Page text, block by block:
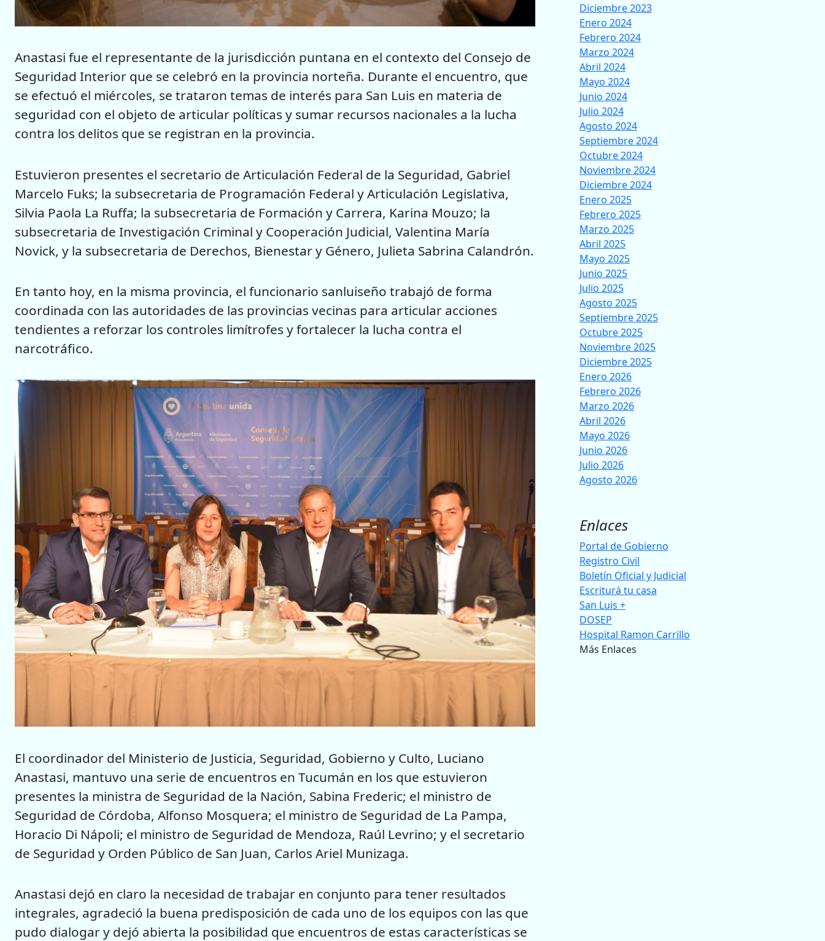
Anastasi fue el representante de la jurisdicción puntana en el contexto del Consejo de
Seguridad Interior que se celebró en la provincia norteña. Durante el encuentro, que
se efectuó el miércoles, se trataron temas de interés para San Luis en materia de
seguridad con el objeto de articular políticas y sumar recursos nacionales a la lucha
contra los delitos que se registran en la provincia.
Estuvieron presentes el secretario de Articulación Federal de la Seguridad, Gabriel
Marcelo Fuks; la subsecretaria de Programación Federal y Articulación Legislativa,
Silvia Paola La Ruffa; la subsecretaria de Formación y Carrera, Karina Mouzo; la
subsecretaria de Investigación Criminal y Cooperación Judicial, Valentina María
Novick, y la subsecretaria de Derechos, Bienestar y Género, Julieta Sabrina Calandrón.
En tanto hoy, en la misma provincia, el funcionario sanluiseño trabajó de forma
coordinada con las autoridades de las provincias vecinas para articular acciones
tendientes a reforzar los controles limítrofes y fortalecer la lucha contra el
narcotráfico.
El coordinador del Ministerio de Justicia, Seguridad, Gobierno y Culto, Luciano
Anastasi, mantuvo una serie de encuentros en Tucumán en los que estuvieron
presentes la ministra de Seguridad de la Nación, Sabina Frederic; el ministro de
Seguridad de Córdoba, Alfonso Mosquera; el ministro de Seguridad de La Pampa,
Horacio Di Nápoli; el ministro de Seguridad de Mendoza, Raúl Levrino; y el secretario
de Seguridad y Orden Público de San Juan, Carlos Ariel Munizaga.
Anastasi dejó en claro la necesidad de trabajar en conjunto para tener resultados
integrales, agradeció la buena predisposición de cada uno de los equipos con las que
pudo dialogar y dejó abierta la posibilidad que encuentros de estas características se
Diciembre 2023
Enero 2024
Febrero 2024
Marzo 2024
Abril 2024
Mayo 2024
Junio 2024
Julio 2024
Agosto 2024
Septiembre 2024
Octubre 2024
Noviembre 2024
Diciembre 2024
Enero 2025
Febrero 2025
Marzo 2025
Abril 2025
Mayo 2025
Junio 2025
Julio 2025
Agosto 2025
Septiembre 2025
Octubre 2025
Noviembre 2025
Diciembre 2025
Enero 2026
Febrero 2026
Marzo 2026
Abril 2026
Mayo 2026
Junio 2026
Julio 2026
Agosto 2026
Enlaces
Portal de Gobierno
Registro Civil
Boletín Oficial y Judicial
Escriturá tu casa
San Luis +
DOSEP
Hospital Ramon Carrillo
Más Enlaces